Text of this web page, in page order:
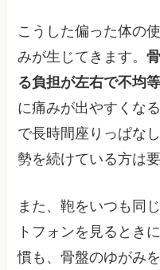
こうした偏った体の
みが生じてきます。
る負担が左右で不均
に痛みが出やすくな
で長時間座りっぱな
勢を続けている方は要
また、鞄をいつも同
トフォンを見るとき
慣も、骨盤のゆがみ